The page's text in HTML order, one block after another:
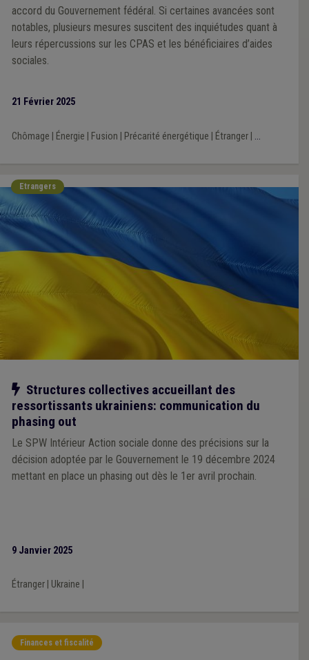
accord du Gouvernement fédéral. Si certaines avancées sont
notables, plusieurs mesures suscitent des inquiétudes quant à
leurs répercussions sur les CPAS et les bénéficiaires d’aides
sociales.
21 Février 2025
Chômage Énergie Fusion Précarité énergétique Étranger| ...
Etrangers
Notre action
Structures collectives accueillant des
ressortissants ukrainiens: communication du
phasing out
Le SPW Intérieur Action sociale donne des précisions sur la
décision adoptée par le Gouvernement le 19 décembre 2024
mettant en place un phasing out dès le 1er avril prochain.
9 Janvier 2025
Étranger| Ukraine
Finances et fiscalité